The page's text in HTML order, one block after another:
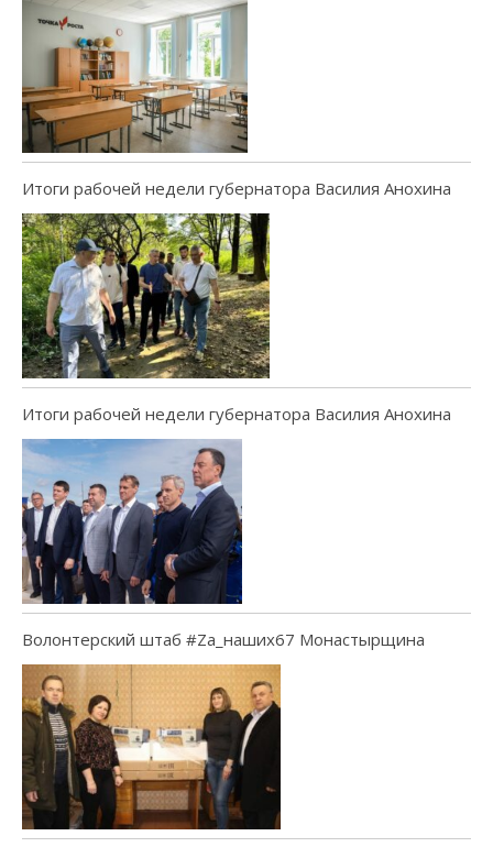
Итоги рабочей недели губернатора Василия Анохина
Итоги рабочей недели губернатора Василия Анохина
Волонтерский штаб #Za_наших67 Монастырщина